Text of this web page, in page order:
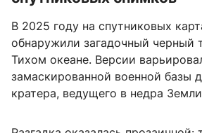
В 2025 году на спутниковых
обнаружили загадочный черный
Тихом океане. Версии
замаскированной военной базы
кратера, ведущего в недра